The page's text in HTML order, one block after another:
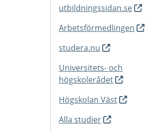
utbildningssidan.se
Arbetsförmedlingen
studera.nu
Universitets- och
högskolerådet
Högskolan Väst
Alla studier